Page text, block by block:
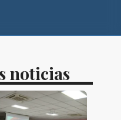
noticias